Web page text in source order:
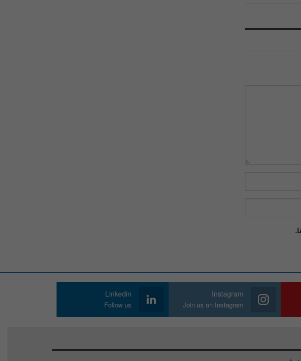
Instagram
Join us on Instagram
Linkedin
Follow us